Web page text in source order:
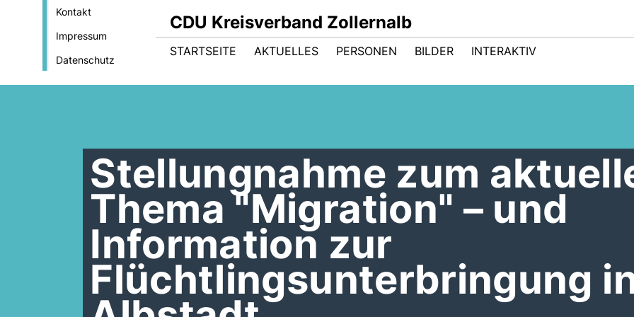
Kontakt
Impressum
Datenschutz
CDU Kreisverband Zollernalb
STARTSEITE AKTUELLES PERSONEN BILDER INTERAKTIV
Stellungnahme zum
Thema "Migration" – und
Information zur
Flüchtlingsunterbringung